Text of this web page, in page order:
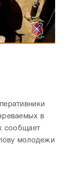
в
сообщает
молодежи